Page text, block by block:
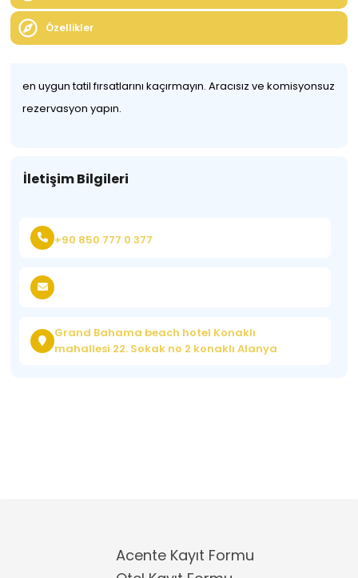
Özellikler
en uygun tatil fırsatlarını kaçırmayın. Aracısız ve komisyonsuz
rezervasyon yapın.
İletişim Bilgileri
+90 850 777 0 377
Grand Bahama beach hotel Konaklı
mahallesi 22. Sokak no 2 konaklı Alanya
Acente Kayıt Formu